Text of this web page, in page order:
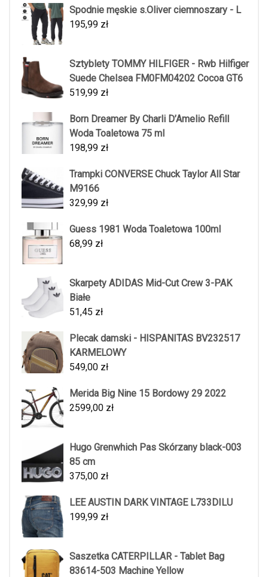
Spodnie męskie s.Oliver ciemnoszary - L
195,99 zł
Sztyblety TOMMY HILFIGER - Rwb Hilfiger
Suede Chelsea FM0FM04202 Cocoa GT6
519,99 zł
Born Dreamer By Charli D’Amelio Refill
Woda Toaletowa 75 ml
198,99 zł
Trampki CONVERSE Chuck Taylor All Star
M9166
329,99 zł
Guess 1981 Woda Toaletowa 100ml
68,99 zł
Skarpety ADIDAS Mid-Cut Crew 3-PAK
Białe
51,45 zł
Plecak damski - HISPANITAS BV232517
KARMELOWY
549,00 zł
Merida Big Nine 15 Bordowy 29 2022
2599,00 zł
Hugo Grenwhich Pas Skórzany black-003
85 cm
375,00 zł
LEE AUSTIN DARK VINTAGE L733DILU
199,99 zł
Saszetka CATERPILLAR - Tablet Bag
83614-503 Machine Yellow